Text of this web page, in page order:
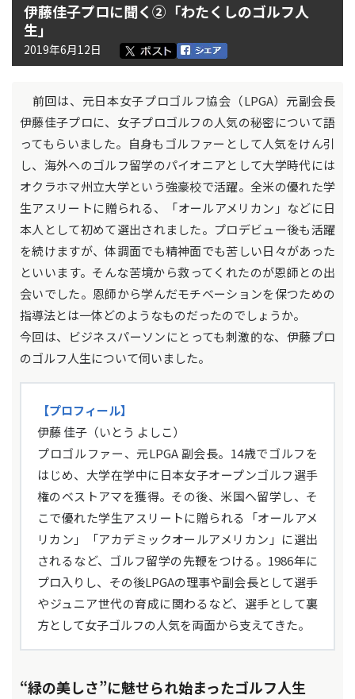
伊藤佳子プロに聞く②「わたくしのゴルフ人
生」
2019年6月12日
前回は、元日本女子プロゴルフ協会（LPGA）元副会長
伊藤佳子プロに、女子プロゴルフの人気の秘密について語
ってもらいました。自身もゴルファーとして人気をけん引
し、海外へのゴルフ留学のパイオニアとして大学時代には
オクラホマ州立大学という強豪校で活躍。全米の優れた学
生アスリートに贈られる、「オールアメリカン」などに日
本人として初めて選出されました。プロデビュー後も活躍
を続けますが、体調面でも精神面でも苦しい日々があった
といいます。そんな苦境から救ってくれたのが恩師との出
会いでした。恩師から学んだモチベーションを保つための
指導法とは一体どのようなものだったのでしょうか。
今回は、ビジネスパーソンにとっても刺激的な、伊藤プロ
のゴルフ人生について伺いました。
【プロフィール】
伊藤 佳子（いとう よしこ）
プロゴルファー、元LPGA 副会長。14歳でゴルフを
はじめ、大学在学中に日本女子オープンゴルフ選手
権のベストアマを獲得。その後、米国へ留学し、そ
こで優れた学生アスリートに贈られる「オールアメ
リカン」「アカデミックオールアメリカン」に選出
されるなど、ゴルフ留学の先鞭をつける。1986年に
プロ入りし、その後LPGAの理事や副会長として選手
やジュニア世代の育成に関わるなど、選手として裏
方として女子ゴルフの人気を両面から支えてきた。
“緑の美しさ”に魅せられ始まったゴルフ人生